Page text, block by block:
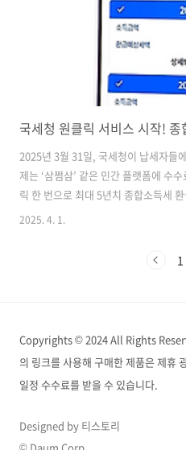
2025년 3월 31일, 국세청이 납세자들
제는 ‘삼쩜삼’ 같은 민간 플랫폼에 수
릭 한 번으로 최대 5년치 종합소득세
요. 그 이름도 간단한 ‘원클릭’ 서비스!
란?‘원클릭’은 국세청이 제공하는 무
은 수..
2025. 4. 1.
1
Copyrights © 2024 All Rights
의 링크를 사용해 구매한 제품은 제휴
일정 수수료를 받을 수 있습니다.
Designed by 티스토리